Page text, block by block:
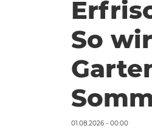
So
01.08.2026 - 00:00